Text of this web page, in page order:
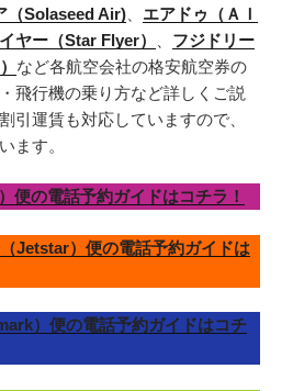
（Solaseed Air)
エアドゥ（ＡＩ
ヤー（Star Flyer）
フジドリー
など各航空会社の格安航空券の
飛行機の乗り方など詳しくご説
引運賃も対応していますので、
ます。
の電話予約ガイドはコチラ！
Jetstar）便の電話予約ガイドは
）便の電話予約ガイドはコチ